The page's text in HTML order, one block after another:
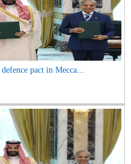
pact in Mecca...